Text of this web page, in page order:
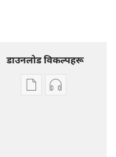
डाउनलोड विकल्पहरू
प्रकाशन अडियो